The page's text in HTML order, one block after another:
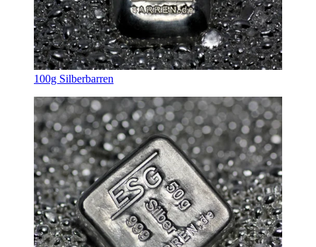
100g Silberbarren